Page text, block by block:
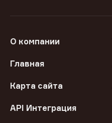
О компании
Главная
Карта сайта
API Интеграция